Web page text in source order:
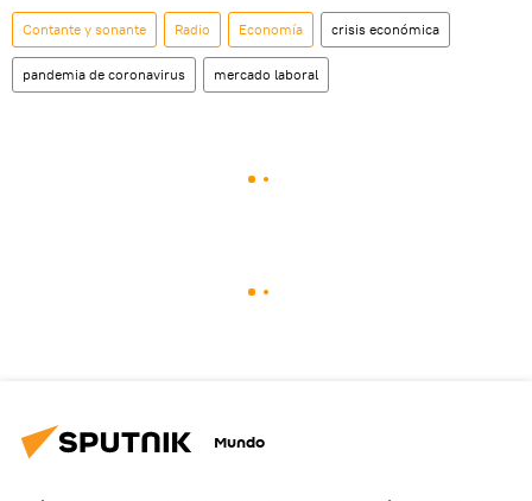
Contante y sonante Radio Economía crisis económica
pandemia de coronavirus mercado laboral
Mundo